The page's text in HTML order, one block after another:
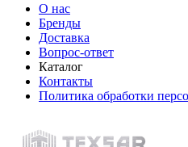
О нас
Бренды
Доставка
Вопрос-ответ
Каталог
Контакты
Политика обработки